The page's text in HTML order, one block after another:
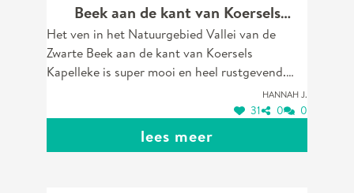
Beek aan de kant van Koersels
Kapelleke
Het ven in het Natuurgebied Vallei van de
Zwarte Beek aan de kant van Koersels
Kapelleke is super mooi en heel rustgevend.
Mijn man heeft me daar ook ten huwelijk
gevraagd omdat het bos voor ons zo belangrijk
is. Het is een prachtig stuk natuur van Beringen
en we wandelen er elke dag met heel veel
Hannah J.
31 0 0
lees meer